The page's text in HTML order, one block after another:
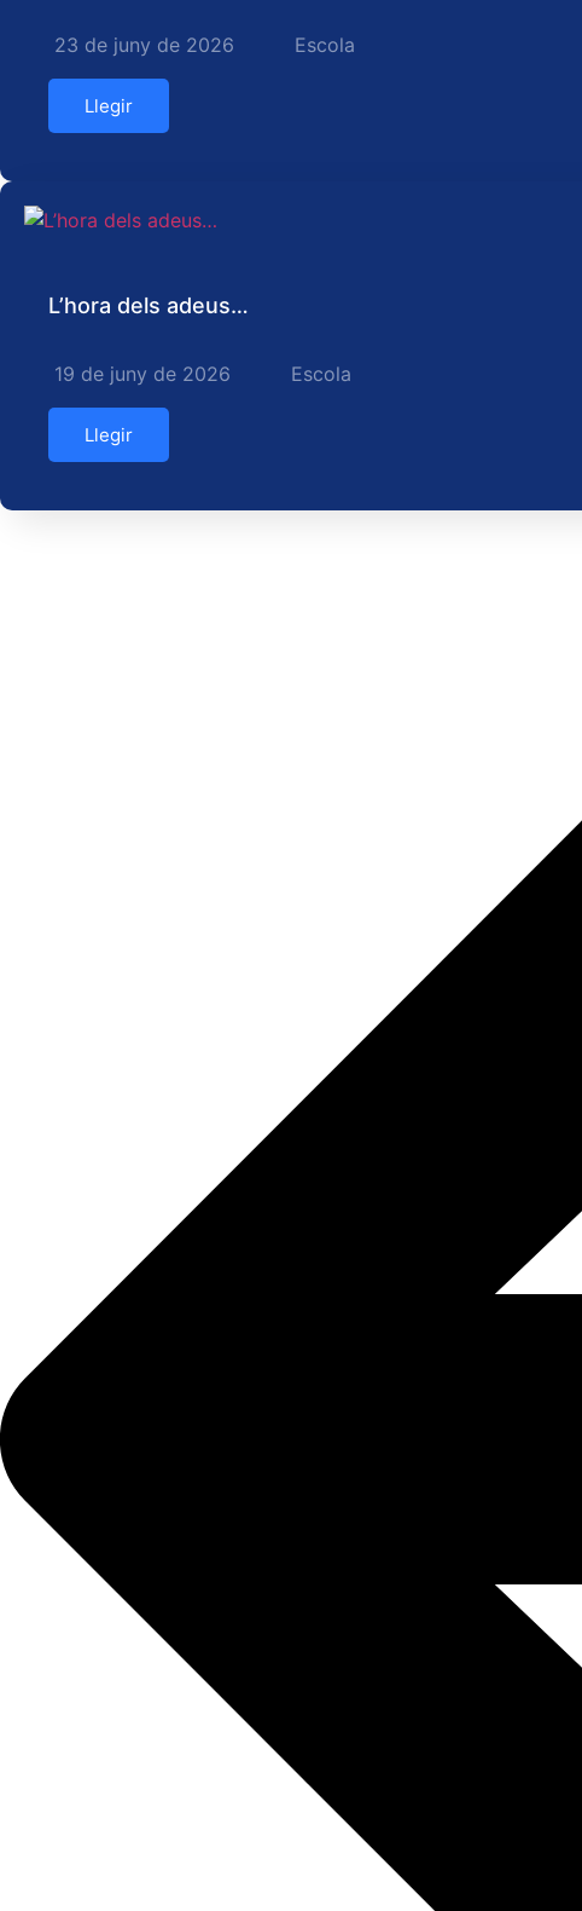
23 de juny de 2026 Escola
Llegir
L’hora dels adeus…
19 de juny de 2026 Escola
Llegir